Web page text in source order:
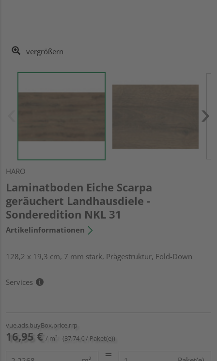
vergrößern
HARO
Laminatboden Eiche Scarpa
geräuchert Landhausdiele -
Sonderedition NKL 31
Artikelinformationen
128,2 x 19,3 cm, 7 mm stark, Prägestruktur, Fold-Down
Services
vue.ads.buyBox.price.rrp
16,95 € / m² (37,74 € / Paket(e))